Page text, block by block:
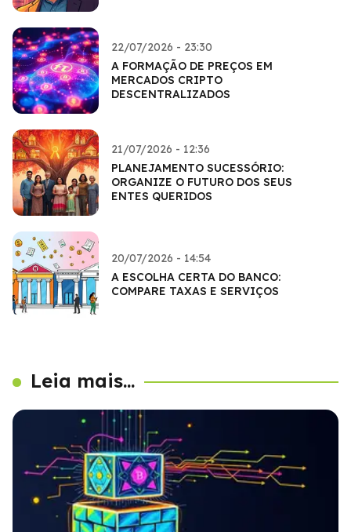
22/07/2026 - 23:30
A FORMAÇÃO DE PREÇOS EM
MERCADOS CRIPTO
DESCENTRALIZADOS
21/07/2026 - 12:36
PLANEJAMENTO SUCESSÓRIO:
ORGANIZE O FUTURO DOS SEUS
ENTES QUERIDOS
20/07/2026 - 14:54
A ESCOLHA CERTA DO BANCO:
COMPARE TAXAS E SERVIÇOS
Leia mais...